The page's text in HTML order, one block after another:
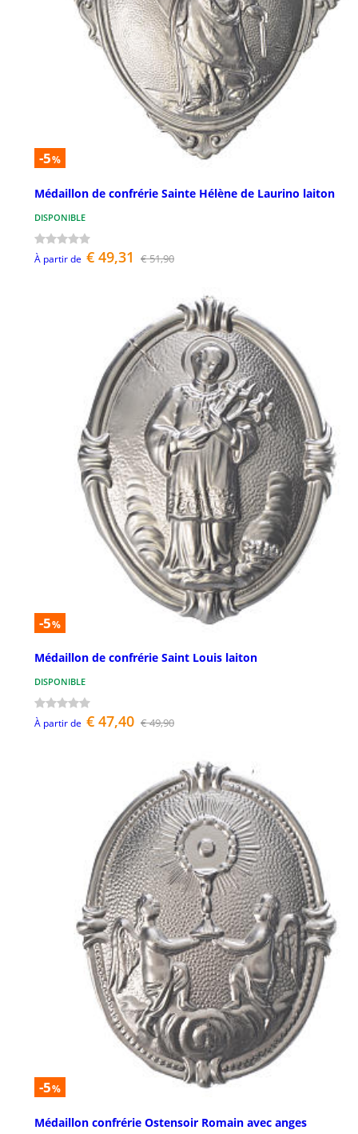
-5%
Médaillon de confrérie Sainte Hélène de Laurino laiton
DISPONIBLE
À partir de € 49,31 € 51,90
-5%
Médaillon de confrérie Saint Louis laiton
DISPONIBLE
À partir de € 47,40 € 49,90
-5%
Médaillon confrérie Ostensoir Romain avec anges